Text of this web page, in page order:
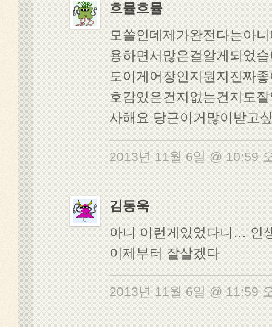
흐뮬흐뮬
모쏠인데제가완전다는아
용하면서많은걸알게되었
도이게어장인지뭔지진짜
호감있은건지없는건지도
사해요 당근이거많이받고
2013년 11월 6일 @ 10:59
김동욱
아니 이런게있었다니… 인
이제부터 잘살겠다
2013년 11월 6일 @ 11:59